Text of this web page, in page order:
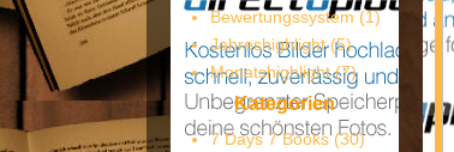
Bewertungssystem (1)
Jahreshighlight (5)
Monatshighlight (7)
Kategorien
7 Days 7 Books (30)